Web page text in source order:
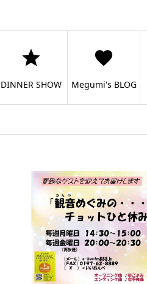
DINNER SHOW Megumi's BLOG